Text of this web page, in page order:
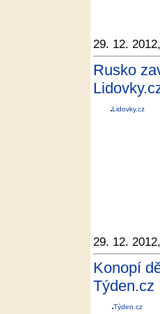
29. 12.
Rusko
Lidovky.cz
29. 12.
Konopí
Týden.cz
Týden.cz